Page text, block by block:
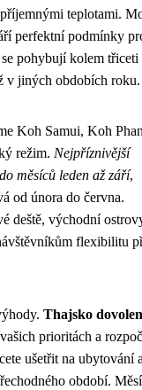
teplotami.
perfektní podmínky
pohybují kolem třiceti
v jiných obdobích roku.
Koh Samui, Koh
režim. Nejpříznivější
měsíců leden až září,
od února do června.
deště, východní
flexibilitu
Thajsko
prioritách a
ušetřit na ubytování
období.